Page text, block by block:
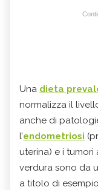
Una dieta
normalizza il
anche di
l’endometriosi
uterina) e i tumori
verdura sono da
a titolo di